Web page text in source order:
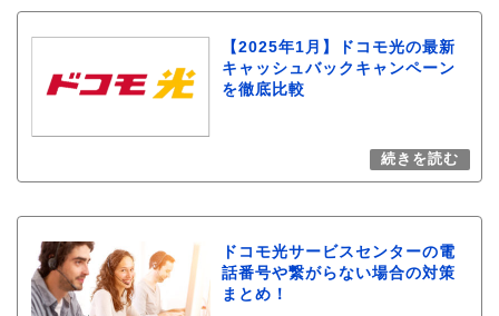
【2025年1月】ドコモ光の最新
キャッシュバックキャンペーン
を徹底比較
ドコモ光サービスセンターの電
話番号や繋がらない場合の対策
まとめ！